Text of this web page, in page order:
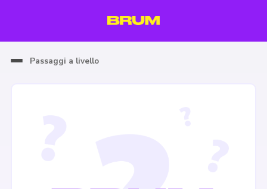
Passaggi a livello